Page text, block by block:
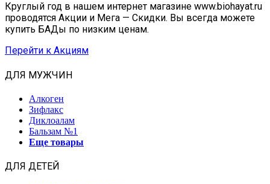
Круглый год в нашем интернет магазине www.biohayat.ru
проводятся Акции и Мега — Скидки. Вы всегда можете
купить БАДы по низким ценам.
Перейти к Акциям
ДЛЯ МУЖЧИН
Алкоген
Зифлакс
Диклоалам
Бальзам №1
Еще товары
ДЛЯ ДЕТЕЙ